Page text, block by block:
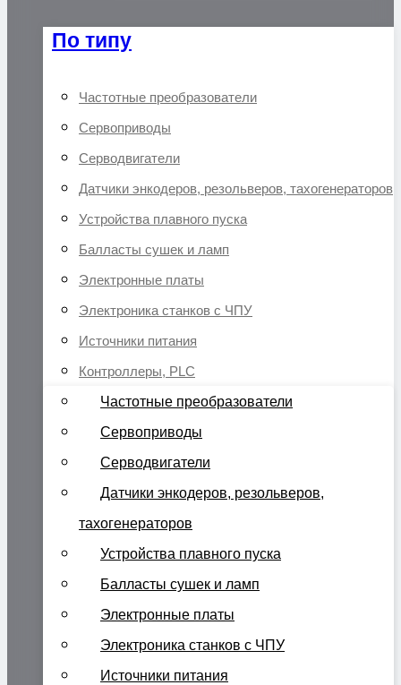
По типу
Частотные преобразователи
Сервоприводы
Серводвигатели
Датчики энкодеров, резольверов, тахогенераторов
Устройства плавного пуска
Балласты сушек и ламп
Электронные платы
Электроника станков с ЧПУ
Источники питания
Контроллеры, PLC
Частотные преобразователи
Сервоприводы
Серводвигатели
Датчики энкодеров, резольверов,
тахогенераторов
Устройства плавного пуска
Балласты сушек и ламп
Электронные платы
Электроника станков с ЧПУ
Источники питания